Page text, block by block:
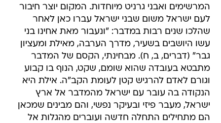
המרשימים ואבני גרניט מיוחדות. המקום יוצר חיבור
לעם ישראל משום שבני ישראל עברו כאן לאחר
שהלכו שנים רבות במדבר: "ונעבור מאת אחינו בני
עשו היושבים בשעיר, מדרך הערבה, מאילת ומעציון
גבר" (דברים, ב, ח). מבחינתי, הקסם של המדבר
מתבטא בעובדה שהוא שומם, שקט, הנוף בו קבוע
וגורם לאדם להרגיש קטן לעומת הקב"ה. אילת היא
הנקודה בה עובר עם ישראל מהמדבר אל ארץ
ישראל, מעבר פיזי ובעיקר נפשי, והם מבינים שמכאן
הם מתחילים התחלה חדשה ועוברים מהגלות אל